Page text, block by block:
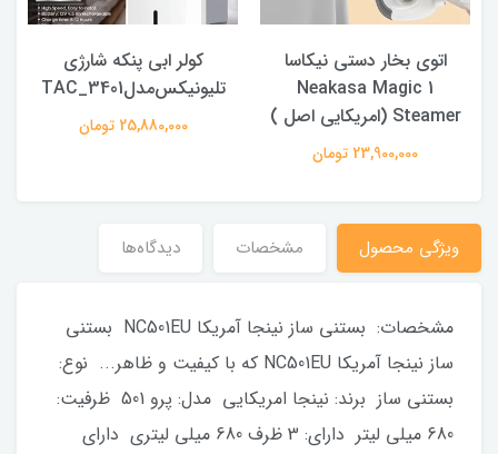
اتوی بخار دستی نیکاسا
Neakasa Magic 1
Steamer (امریکایی اصل )
23,900,000 تومان
کولر ابی پنکه شارژی
تلیونیکس‌مدلTAC_3401
25,880,000 تومان
ویژگی محصول مشخصات دیدگاه‌ها
مشخصات: بستنی ساز نینجا آمریکا NC501EU بستنی
ساز نینجا آمریکا NC501EU که با کیفیت و ظاهر... نوع:
بستنی ساز برند: نینجا امریکایی مدل: پرو 501 ظرفیت:
680 میلی لیتر دارای: 3 ظرف 680 میلی لیتری دارای